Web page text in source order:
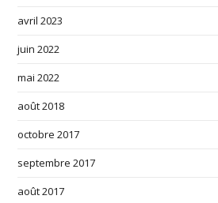
avril 2023
juin 2022
mai 2022
août 2018
octobre 2017
septembre 2017
août 2017